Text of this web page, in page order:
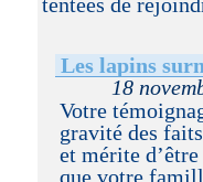
tentées de
Les lapins
18
Votre
gravité des
et mérite
que votre